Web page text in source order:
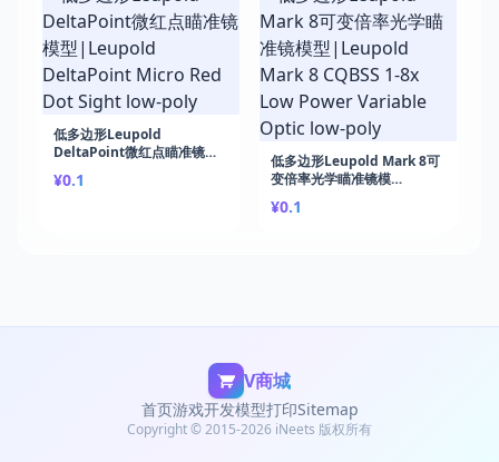
低多边形Leupold
DeltaPoint微红点瞄准镜模
Micro Red Dot Sight low-
¥0.1
低多边形Leupold Mark 8可
变倍率光学瞄准镜模
1-8x Low Power Variable
¥0.1
V商城
首页游戏开发模型打印Sitemap
Copyright © 2015-2026 iNeets 版权所有